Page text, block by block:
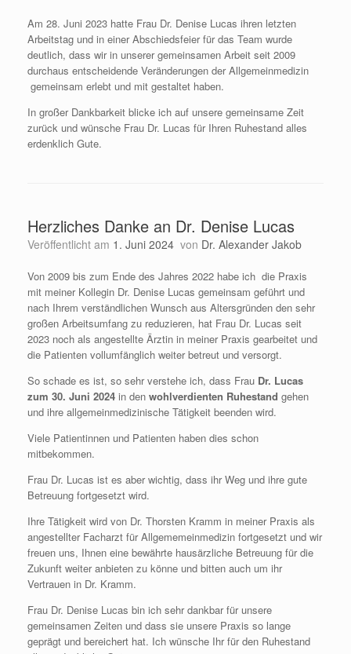
Am 28. Juni 2023 hatte Frau Dr. Denise Lucas ihren letzten
Arbeitstag und in einer Abschiedsfeier für das Team wurde
deutlich, dass wir in unserer gemeinsamen Arbeit seit 2009
durchaus entscheidende Veränderungen der Allgemeinmedizin
gemeinsam erlebt und mit gestaltet haben.
In großer Dankbarkeit blicke ich auf unsere gemeinsame Zeit
zurück und wünsche Frau Dr. Lucas für Ihren Ruhestand alles
erdenklich Gute.
Herzliches Danke an Dr. Denise Lucas
Veröffentlicht am 1. Juni 2024 von Dr. Alexander Jakob
Von 2009 bis zum Ende des Jahres 2022 habe ich die Praxis
mit meiner Kollegin Dr. Denise Lucas gemeinsam geführt und
nach Ihrem verständlichen Wunsch aus Altersgründen den sehr
großen Arbeitsumfang zu reduzieren, hat Frau Dr. Lucas seit
2023 noch als angestellte Ärztin in meiner Praxis gearbeitet und
die Patienten vollumfänglich weiter betreut und versorgt.
So schade es ist, so sehr verstehe ich, dass Frau Dr. Lucas
zum 30. Juni 2024 in den wohlverdienten Ruhestand gehen
und ihre allgemeinmedizinische Tätigkeit beenden wird.
Viele Patientinnen und Patienten haben dies schon
mitbekommen.
Frau Dr. Lucas ist es aber wichtig, dass ihr Weg und ihre gute
Betreuung fortgesetzt wird.
Ihre Tätigkeit wird von Dr. Thorsten Kramm in meiner Praxis als
angestellter Facharzt für Allgememeinmedizin fortgesetzt und wir
freuen uns, Ihnen eine bewährte hausärzliche Betreuung für die
Zukunft weiter anbieten zu könne und bitten auch um ihr
Vertrauen in Dr. Kramm.
Frau Dr. Denise Lucas bin ich sehr dankbar für unsere
gemeinsamen Zeiten und dass sie unsere Praxis so lange
geprägt und bereichert hat. Ich wünsche Ihr für den Ruhestand